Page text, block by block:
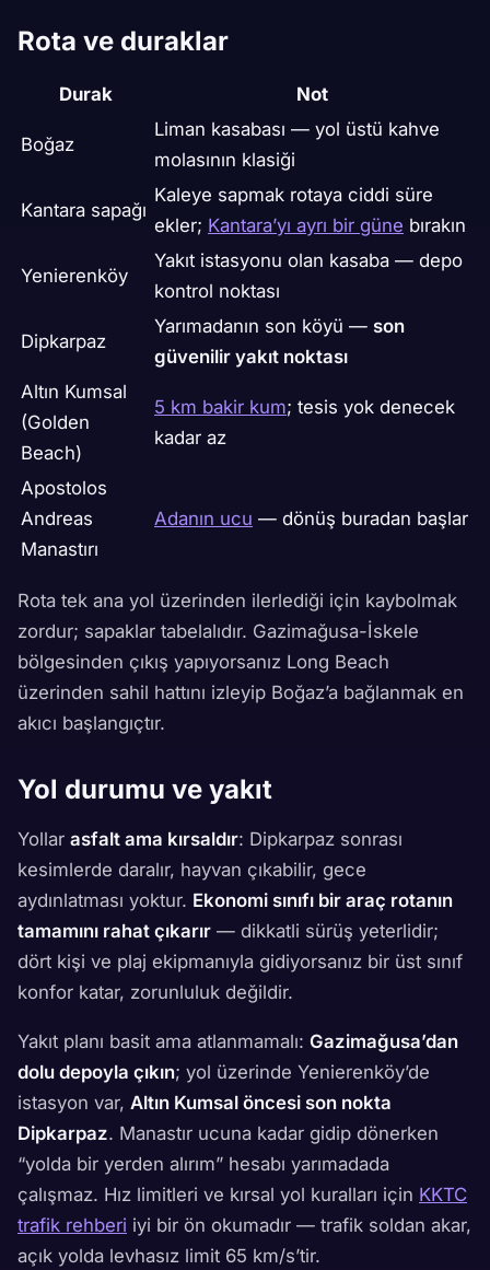
Rota ve duraklar
Durak Not
Boğaz
Liman kasabası — yol üstü kahve
molasının klasiği
Kantara sapağı
Kaleye sapmak rotaya ciddi süre
ekler; Kantara’yı ayrı bir güne bırakın
Yenierenköy
Yakıt istasyonu olan kasaba — depo
kontrol noktası
Dipkarpaz
Yarımadanın son köyü — son
güvenilir yakıt noktası
Altın Kumsal
(Golden
Beach)
5 km bakir kum; tesis yok denecek
kadar az
Apostolos
Andreas
Manastırı
Adanın ucu — dönüş buradan başlar
Rota tek ana yol üzerinden ilerlediği için kaybolmak
zordur; sapaklar tabelalıdır. Gazimağusa-İskele
bölgesinden çıkış yapıyorsanız Long Beach
üzerinden sahil hattını izleyip Boğaz’a bağlanmak en
akıcı başlangıçtır.
Yol durumu ve yakıt
Yollar asfalt ama kırsaldır: Dipkarpaz sonrası
kesimlerde daralır, hayvan çıkabilir, gece
aydınlatması yoktur. Ekonomi sınıfı bir araç rotanın
tamamını rahat çıkarır — dikkatli sürüş yeterlidir;
dört kişi ve plaj ekipmanıyla gidiyorsanız bir üst sınıf
konfor katar, zorunluluk değildir.
Yakıt planı basit ama atlanmamalı: Gazimağusa’dan
dolu depoyla çıkın; yol üzerinde Yenierenköy’de
istasyon var, Altın Kumsal öncesi son nokta
Dipkarpaz. Manastır ucuna kadar gidip dönerken
“yolda bir yerden alırım” hesabı yarımadada
çalışmaz. Hız limitleri ve kırsal yol kuralları için KKTC
trafik rehberi iyi bir ön okumadır — trafik soldan akar,
açık yolda levhasız limit 65 km/s’tir.